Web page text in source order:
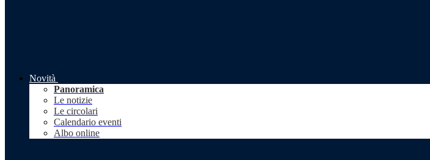
Novità
Panoramica
Le notizie
Le circolari
Calendario eventi
Albo online